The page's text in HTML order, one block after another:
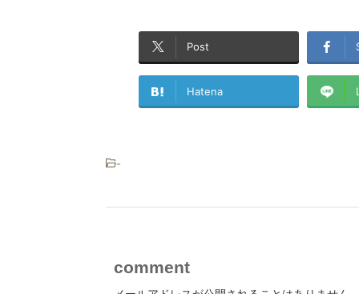
Post
Hatena
-
comment